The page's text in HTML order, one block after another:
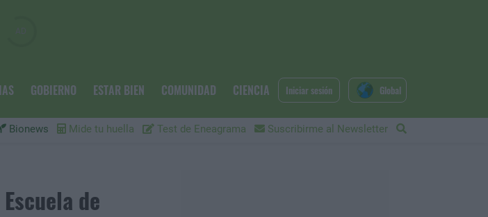
GOBIERNO ESTAR BIEN COMUNIDAD CIENCIA
Bionews Mide tu huella Test de Eneagrama Suscribirme al Newsletter
Iniciar sesión Global
de